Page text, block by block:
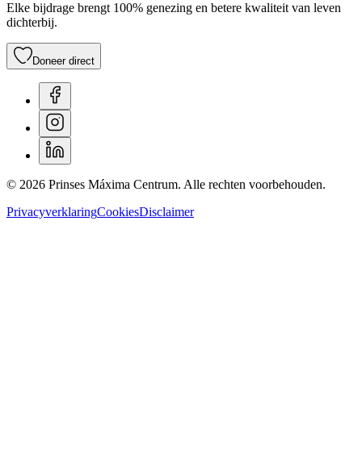
Elke bijdrage brengt 100% genezing en betere kwaliteit van leven
dichterbij.
Doneer direct
© 2026 Prinses Máxima Centrum. Alle rechten voorbehouden.
PrivacyverklaringCookiesDisclaimer